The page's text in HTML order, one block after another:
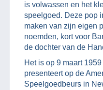
is volwassen en het
speelgoed. Deze pop
maken van zijn eigen
noemden, kort voor
de dochter van de
Het is op 9 maart
presenteert op de
Speelgoedbeurs in